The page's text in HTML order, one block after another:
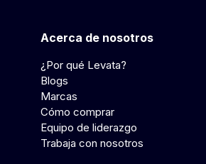
Acerca de nosotros
¿Por qué Levata?
Blogs
Marcas
Cómo comprar
Equipo de liderazgo
Trabaja con nosotros